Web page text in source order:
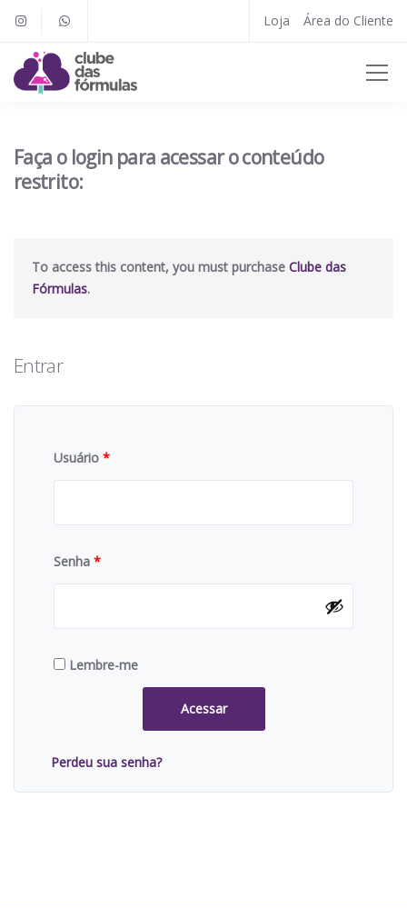
Loja Área do Cliente
Faça o login para acessar o conteúdo
restrito:
To access this content, you must purchase Clube das
Fórmulas.
Entrar
Usuário *
Senha *
Lembre-me
Acessar
Perdeu sua senha?